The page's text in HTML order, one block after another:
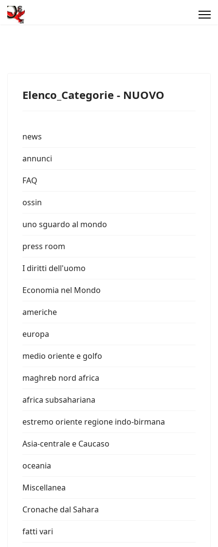
Elenco_Categorie - NUOVO
news
annunci
FAQ
ossin
uno sguardo al mondo
press room
I diritti dell'uomo
Economia nel Mondo
americhe
europa
medio oriente e golfo
maghreb nord africa
africa subsahariana
estremo oriente regione indo-birmana
Asia-centrale e Caucaso
oceania
Miscellanea
Cronache dal Sahara
fatti vari